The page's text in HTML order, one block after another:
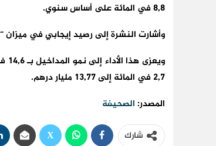
8,8 في المائة على أساس سنوي.
وأشارت النشرة إلى رصيد إيجابي في ميزان “الأسفار” ناهز 40 مليار درهم
2,7 في المائة إلى 13,77 مليار درهم.
المصدر: الصحيفة
شارك